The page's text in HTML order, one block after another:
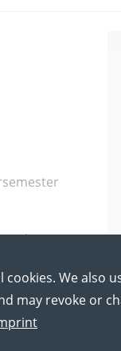
We also
may revoke or